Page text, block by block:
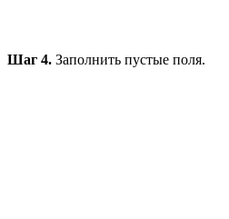
Шаг 4. Заполнить пустые поля.